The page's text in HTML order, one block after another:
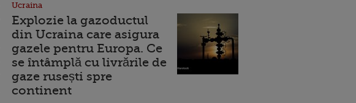
Ucraina
Explozie la gazoductul
din Ucraina care asigura
gazele pentru Europa. Ce
se întâmplă cu livrările de
gaze rusești spre
continent